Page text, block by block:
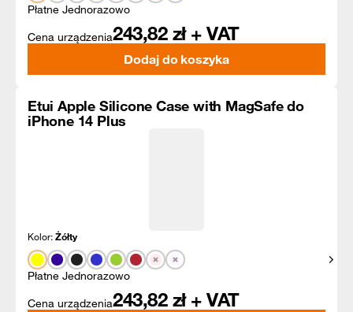
Płatne Jednorazowo
Cena urządzenia243,82 zł + VAT
Dodaj do koszyka
Etui Apple Silicone Case with MagSafe do
iPhone 14 Plus
Kolor:Żółty
Płatne Jednorazowo
Cena urządzenia243,82 zł + VAT